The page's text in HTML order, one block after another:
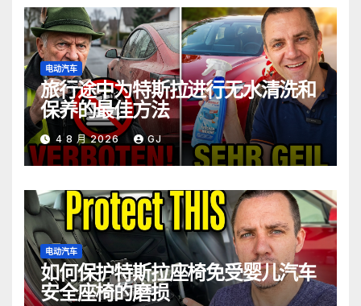
电动汽车
旅行途中为特斯拉进行无水清洗和
保养的最佳方法
4 8 月 2026 GJ
电动汽车
如何保护特斯拉座椅免受婴儿汽车
安全座椅的磨损